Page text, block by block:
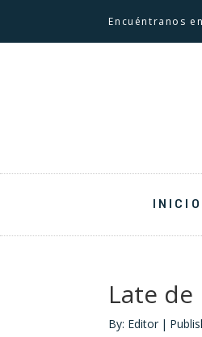
Encuéntranos
INICIO
Late
By: Editor |